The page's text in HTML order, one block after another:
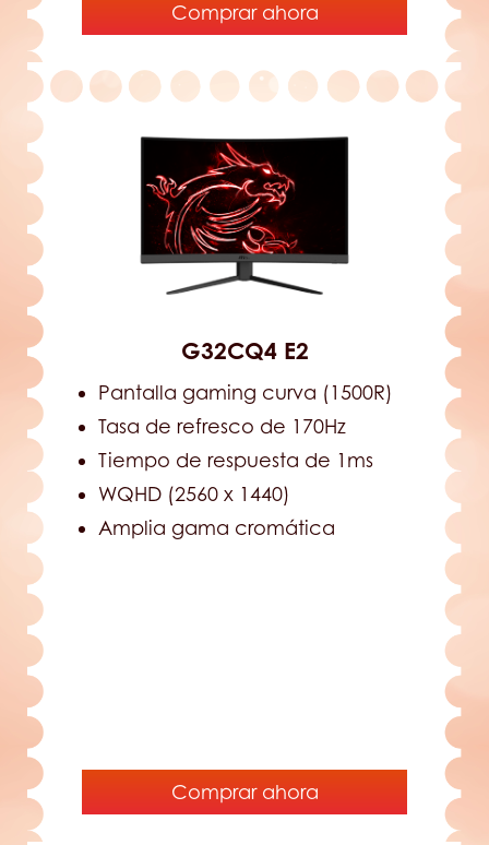
Comprar ahora
G32CQ4 E2
Pantalla gaming curva (1500R)
Tasa de refresco de 170Hz
Tiempo de respuesta de 1ms
WQHD (2560 x 1440)
Amplia gama cromática
Comprar ahora